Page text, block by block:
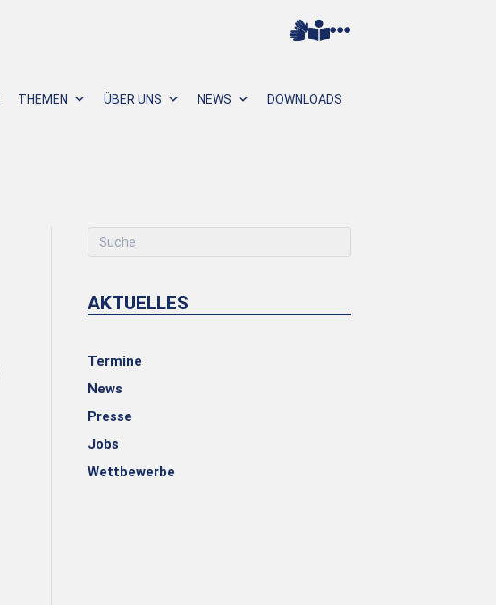
THEMEN ÜBER UNS NEWS DOWNLOADS
AKTUELLES
Termine
News
Presse
Jobs
Wettbewerbe